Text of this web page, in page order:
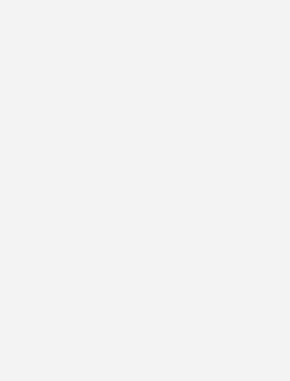
sind bisher etwa 5,6 Gigawatt
Teil davon in Asien. Nur rund
schwimmt auf europäischen
wie sich die Solaranlagen auf
Konstantin Ilgen vom Fraunhofer
Er hat drei Seen in der
in Deutschland, auf denen
Bisher ist dieser Bereich
Das hat Auswirkungen auf die